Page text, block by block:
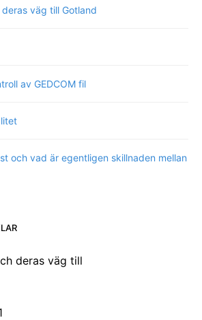
väg till Gotland
av GEDCOM fil
och vad är egentligen skillnaden mellan
deras väg till